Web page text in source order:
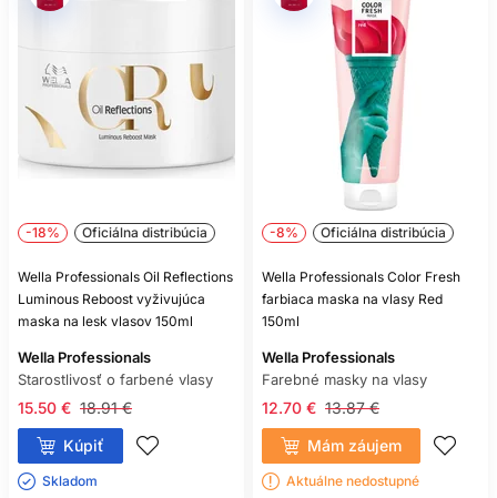
-18% Oficiálna distribúcia
Wella Professionals Oil Reflections
Luminous Reboost vyživujúca
maska na lesk vlasov 150ml
Wella Professionals
Starostlivosť o farbené vlasy
18.91 €
15.50 €
Kúpiť
Skladom ㅤ
-8% Oficiálna distribúcia
Wella Professionals Color Fresh
farbiaca maska na vlasy Red
150ml
Wella Professionals
Farebné masky na vlasy
13.87 €
12.70 €
Mám záujem
Aktuálne nedostupné